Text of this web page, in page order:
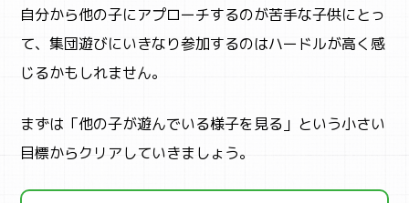
自分から他の子にアプローチするのが苦手な子供にとっ
て、集団遊びにいきなり参加するのはハードルが高く感
じるかもしれません。
まずは「他の子が遊んでいる様子を見る」という小さい
目標からクリアしていきましょう。